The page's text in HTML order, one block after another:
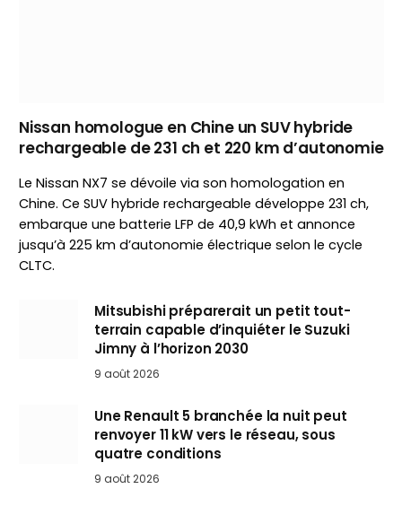
Nissan homologue en Chine un SUV hybride
rechargeable de 231 ch et 220 km d’autonomie
Le Nissan NX7 se dévoile via son homologation en
Chine. Ce SUV hybride rechargeable développe 231 ch,
embarque une batterie LFP de 40,9 kWh et annonce
jusqu’à 225 km d’autonomie électrique selon le cycle
CLTC.
Mitsubishi préparerait un petit tout-
terrain capable d’inquiéter le Suzuki
Jimny à l’horizon 2030
9 août 2026
Une Renault 5 branchée la nuit peut
renvoyer 11 kW vers le réseau, sous
quatre conditions
9 août 2026